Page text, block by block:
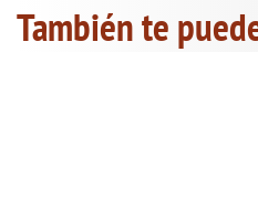
También te